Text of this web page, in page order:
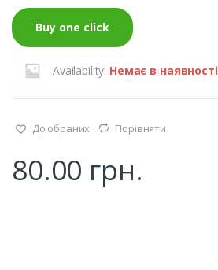
Buy one click
Availability: Немає в наявності
До обраних Порівняти
80.00 грн.